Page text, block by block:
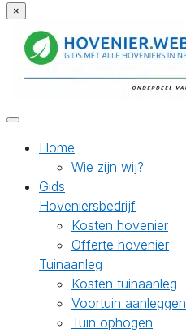
×
Home
Wie zijn wij?
Gids
Hoveniersbedrijf
Kosten hovenier
Offerte hovenier
Tuinaanleg
Kosten tuinaanleg
Voortuin aanleggen
Tuin ophogen